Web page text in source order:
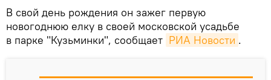
В свой день рождения он зажег первую
новогоднюю елку в своей московской усадьбе
в парке "Кузьминки", сообщает РИА Новости .